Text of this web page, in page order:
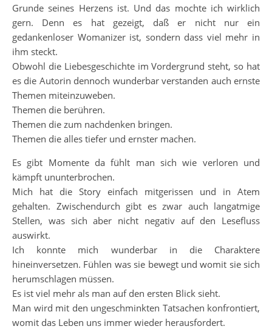
Grunde seines Herzens ist. Und das mochte ich wirklich
gern. Denn es hat gezeigt, daß er nicht nur ein
gedankenloser Womanizer ist, sondern dass viel mehr in
ihm steckt.
Obwohl die Liebesgeschichte im Vordergrund steht, so hat
es die Autorin dennoch wunderbar verstanden auch ernste
Themen miteinzuweben.
Themen die berühren.
Themen die zum nachdenken bringen.
Themen die alles tiefer und ernster machen.
Es gibt Momente da fühlt man sich wie verloren und
kämpft ununterbrochen.
Mich hat die Story einfach mitgerissen und in Atem
gehalten. Zwischendurch gibt es zwar auch langatmige
Stellen, was sich aber nicht negativ auf den Lesefluss
auswirkt.
Ich konnte mich wunderbar in die Charaktere
hineinversetzen. Fühlen was sie bewegt und womit sie sich
herumschlagen müssen.
Es ist viel mehr als man auf den ersten Blick sieht.
Man wird mit den ungeschminkten Tatsachen konfrontiert,
womit das Leben uns immer wieder herausfordert.